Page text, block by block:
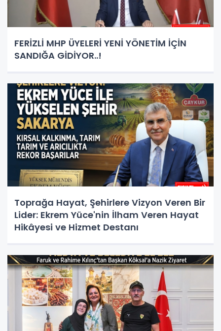
FERİZLİ MHP ÜYELERİ YENİ YÖNETİM İÇİN
SANDIĞA GİDİYOR..!
Toprağa Hayat, Şehirlere Vizyon Veren Bir
Lider: Ekrem Yüce'nin İlham Veren Hayat
Hikâyesi ve Hizmet Destanı